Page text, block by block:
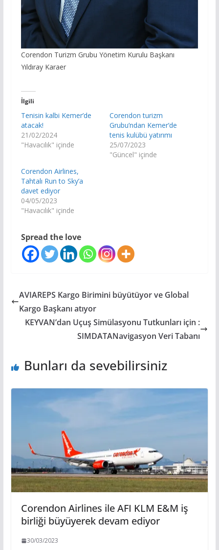
Corendon Turizm Grubu Yönetim Kurulu Başkanı
Yıldıray Karaer
İlgili
Tenisin kalbi Kemer’de
atacak!
21/02/2024
"Havacılık" içinde
Corendon turizm
Grubu’ndan Kemer’de
tenis kulübü yatırımı
25/07/2023
"Güncel" içinde
Corendon Airlines,
Tahtalı Run to Sky’a
davet ediyor
04/05/2023
"Havacılık" içinde
Spread the love
AVIAREPS Kargo Birimini büyütüyor ve Global
Kargo Başkanı atıyor
KEYVAN’dan Uçuş Simülasyonu Tutkunları için :
SIMDATANavigasyon Veri Tabanı
Bunları da sevebilirsiniz
Corendon Airlines ile AFI KLM E&M iş
birliği büyüyerek devam ediyor
30/03/2023